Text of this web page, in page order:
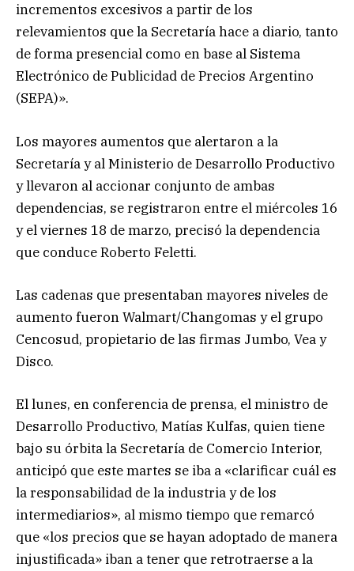
incrementos excesivos a partir de los
relevamientos que la Secretaría hace a diario, tanto
de forma presencial como en base al Sistema
Electrónico de Publicidad de Precios Argentino
(SEPA)».
Los mayores aumentos que alertaron a la
Secretaría y al Ministerio de Desarrollo Productivo
y llevaron al accionar conjunto de ambas
dependencias, se registraron entre el miércoles 16
y el viernes 18 de marzo, precisó la dependencia
que conduce Roberto Feletti.
Las cadenas que presentaban mayores niveles de
aumento fueron Walmart/Changomas y el grupo
Cencosud, propietario de las firmas Jumbo, Vea y
Disco.
El lunes, en conferencia de prensa, el ministro de
Desarrollo Productivo, Matías Kulfas, quien tiene
bajo su órbita la Secretaría de Comercio Interior,
anticipó que este martes se iba a «clarificar cuál es
la responsabilidad de la industria y de los
intermediarios», al mismo tiempo que remarcó
que «los precios que se hayan adoptado de manera
injustificada» iban a tener que retrotraerse a la